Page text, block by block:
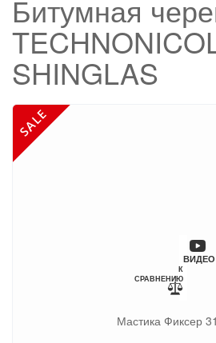
Битумная
SHINGLAS
ВИДЕО
К
СРАВНЕНИЮ
Мастика Фиксер